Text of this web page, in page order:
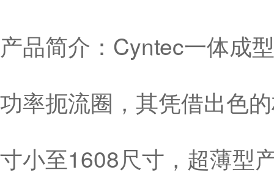
产品简介：Cyntec一体成
功率扼流圈，其凭借出色
寸小至1608尺寸，超薄型